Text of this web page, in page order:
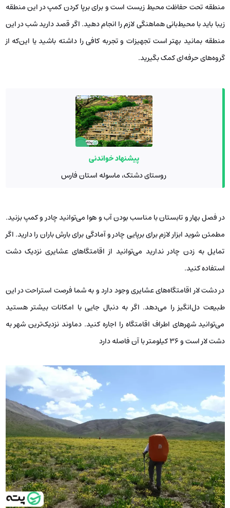
منطقه تحت حفاظت محیط زیست است و برای برپا کردن کمپ در این منطقه
زیبا باید با محیط‌بانی هماهنگی لازم را انجام دهید. اگر قصد دارید شب در این
منطقه بمانید بهتر است تجهیزات و تجربه کافی را داشته باشید یا این‌که‌ از
گروه‌های حرفه‌ای کمک بگیرید.
پیشنهاد خواندنی
روستای دشتک، ماسوله استان فارس
در فصل بهار و تابستان با مناسب‌ بودن آب و‌ هوا می‌توانید چادر و کمپ بزنید.
مطمئن شوید ابزار لازم برای برپایی چادر و آمادگی برای بارش باران را دارید. اگر
تمایل به زدن چادر ندارید می‌توانید از اقامتگا‌های عشایری نزدیک دشت
استفاده کنید.
در دشت لار اقامتگاه‌های عشایری وجود دارد و به شما فرصت استراحت در این
طبیعت دل‌انگیز را می‌دهد. اگر به دنبال جایی با امکانات بیشتر هستید
می‌توانید شهرهای اطراف اقامتگاه را اجاره کنید. دماوند نزدیک‌ترین شهر به
دشت لار است و 36 کیلومتر با آن فاصله دارد